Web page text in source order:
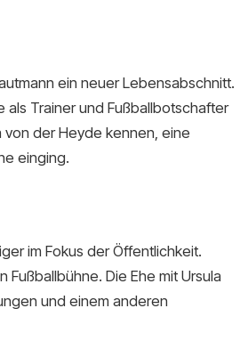
ein neuer Lebensabschnitt.
Trainer und Fußballbotschafter
von der Heyde kennen, eine
einging.
im Fokus der Öffentlichkeit.
Die Ehe mit Ursula
und einem anderen